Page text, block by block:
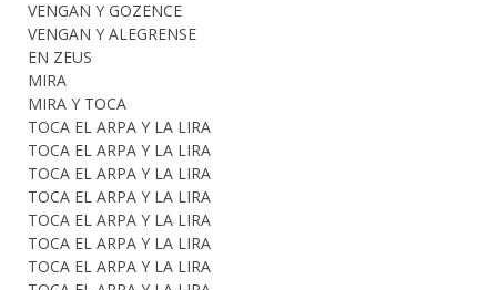
VENGAN Y GOZENCE
VENGAN Y ALEGRENSE
EN ZEUS
MIRA
MIRA Y TOCA
TOCA EL ARPA Y LA LIRA
TOCA EL ARPA Y LA LIRA
TOCA EL ARPA Y LA LIRA
TOCA EL ARPA Y LA LIRA
TOCA EL ARPA Y LA LIRA
TOCA EL ARPA Y LA LIRA
TOCA EL ARPA Y LA LIRA